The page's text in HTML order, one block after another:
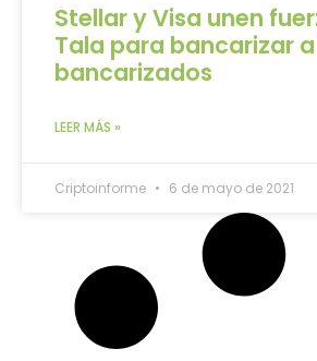
Stellar y Visa unen
Tala para bancarizar
bancarizados
LEER MÁS »
Criptoinforme 6 de mayo de 2021